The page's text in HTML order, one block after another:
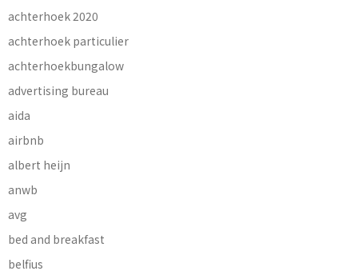
achterhoek 2020
achterhoek particulier
achterhoekbungalow
advertising bureau
aida
airbnb
albert heijn
anwb
avg
bed and breakfast
belfius